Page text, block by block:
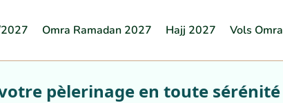
Omra Ramadan 2027 Hajj 2027 Vols Omra
pèlerinage en toute sérénité